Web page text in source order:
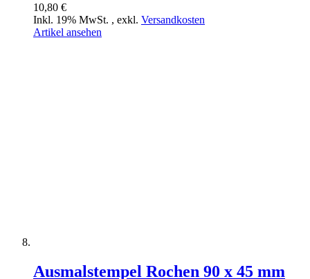
10,80 €
Inkl. 19% MwSt. , exkl. Versandkosten
Artikel ansehen
Ausmalstempel Rochen 90 x 45 mm